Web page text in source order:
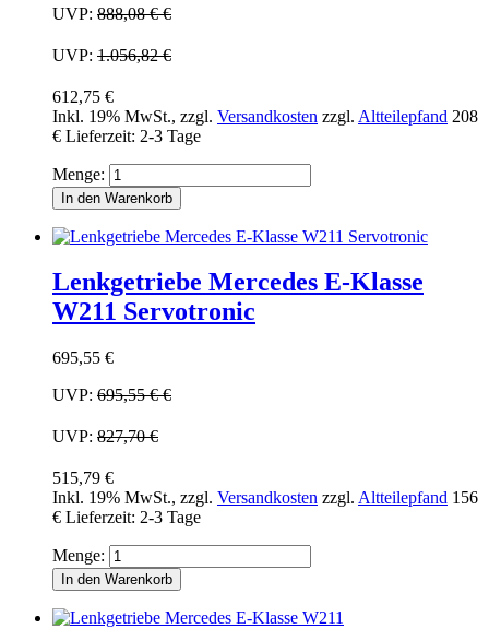
UVP: 888,08 €€
UVP: 1.056,82 €
612,75 €
Inkl. 19% MwSt., zzgl. Versandkosten zzgl. Altteilepfand 208
€ Lieferzeit: 2-3 Tage
Menge:
In den Warenkorb
Lenkgetriebe Mercedes E-Klasse
W211 Servotronic
695,55 €
UVP: 695,55 €€
UVP: 827,70 €
515,79 €
Inkl. 19% MwSt., zzgl. Versandkosten zzgl. Altteilepfand 156
€ Lieferzeit: 2-3 Tage
Menge:
In den Warenkorb